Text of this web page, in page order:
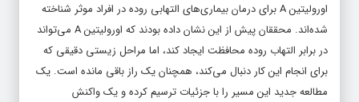
اورولیتین A برای درمان بیماری‌های التهابی روده در افراد موثر شناخته
شده‌اند. محققان پیش از این نشان داده بودند که اورولیتین A می‌تواند
در برابر التهاب روده محافظت ایجاد کند، اما مراحل زیستی دقیقی که
برای انجام این کار دنبال می‌کند، همچنان یک راز باقی مانده است. یک
مطالعه جدید این مسیر را با جزئیات ترسیم کرده و یک واکنش